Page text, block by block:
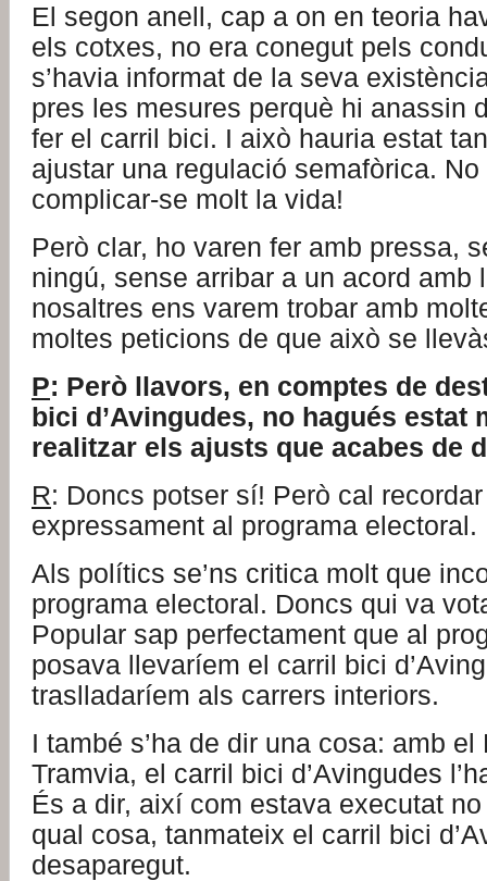
El segon anell, cap a on en teoria
els cotxes, no era conegut pels
s’havia informat de la seva
pres les mesures perquè hi anassin
fer el carril bici. I això hauria estat
ajustar una regulació semafòrica.
complicar-se molt la vida!
Però clar, ho varen fer amb pressa,
ningú, sense arribar a un acord amb
nosaltres ens varem trobar amb
moltes peticions de que això se
P: Però llavors, en comptes de
bici d’Avingudes, no hagués estat
realitzar els ajusts que acabes de
R: Doncs potser sí! Però cal
expressament al programa electoral.
Als polítics se’ns critica molt que
programa electoral. Doncs qui va
Popular sap perfectament que al
posava llevaríem el carril bici
traslladaríem als carrers interiors.
I també s’ha de dir una cosa: amb el
Tramvia, el carril bici d’Avingudes
És a dir, així com estava executat
qual cosa, tanmateix el carril bici
desaparegut.